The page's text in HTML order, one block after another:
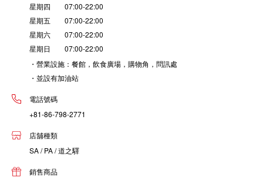
星期四 07:00-22:00
星期五 07:00-22:00
星期六 07:00-22:00
星期日 07:00-22:00
・營業設施：餐館，飲食廣場，購物角，問訊處
・並設有加油站
電話號碼
+81-86-798-2771
店舖種類
SA / PA / 道之驛
銷售商品